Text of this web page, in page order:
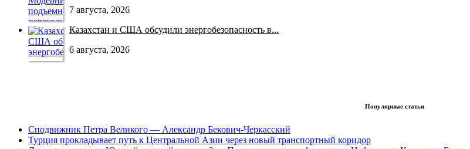
7 августа, 2026
Казахстан и США обсудили энергобезопасность в...
6 августа, 2026
Популярные статьи
Сподвижник Петра Великого — Александр Бекович-Черкасский
Турция прокладывает путь к Центральной Азии через новый транспортный коридор